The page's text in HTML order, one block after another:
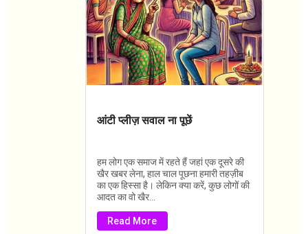
आंटी प्लीज़ सवाल ना पूछें
हम लोग एक समाज में रहते हैं जहां एक दूसरे की
खैर खबर लेना, हाल चाल पूछना हमारी तहज़ीब
का एक हिस्सा है। लेकिन क्या करें, कुछ लोगों की
आदत का वो खैर...
Read More